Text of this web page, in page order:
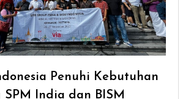
Penuhi Kebutuhan
India dan BISM